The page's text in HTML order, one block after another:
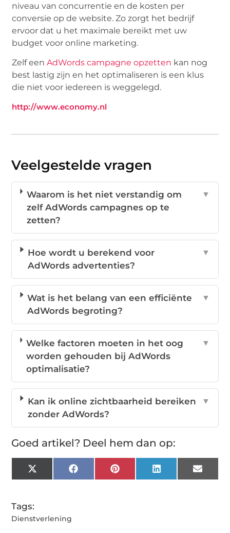
niveau van concurrentie en de kosten per
conversie op de website. Zo zorgt het bedrijf
ervoor dat u het maximale bereikt met uw
budget voor online marketing.
Zelf eenAdWords campagne opzetten kan nog
best lastig zijn en het optimaliseren is een klus
die niet voor iedereen is weggelegd.
http://www.economy.nl
Veelgestelde vragen
Waarom is het niet verstandig om
zelf AdWords campagnes op te
zetten?
▼
Hoe wordt u berekend voor
AdWords advertenties?
▼
Wat is het belang van een efficiënte
AdWords begroting?
▼
Welke factoren moeten in het oog
worden gehouden bij AdWords
optimalisatie?
▼
Kan ik online zichtbaarheid bereiken
zonder AdWords?
▼
Goed artikel? Deel hem dan op:
X
(Twitter)
FacebookPinterest LinkedIn Email
Tags:
Dienstverlening